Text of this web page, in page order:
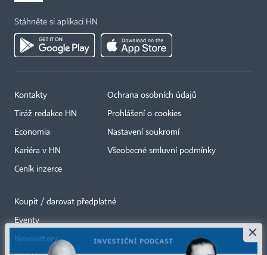
Stáhněte si aplikaci HN
Kontakty
Tiráž redakce HN
Economia
Kariéra v HN
Ceník inzerce
Ochrana osobních údajů
Prohlášení o cookies
Nastavení soukromí
Všeobecné smluvní podmínky
Koupit / darovat předplatné
Eventy
Newslettery
×